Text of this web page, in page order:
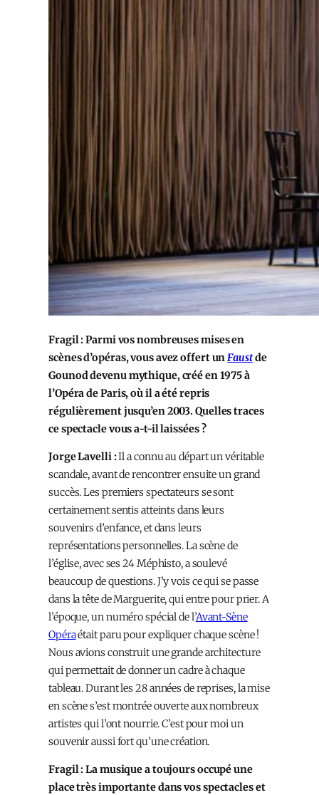
Fragil : Parmi vos nombreuses mises en
scènes d’opéras, vous avez offert unFaustde
Gounod devenu mythique, créé en 1975 à
l’Opéra de Paris, où il a été repris
régulièrement jusqu’en 2003. Quelles traces
ce spectacle vous a-t-il laissées ?
Jorge Lavelli :Il a connu au départ un véritable
scandale, avant de rencontrer ensuite un grand
succès. Les premiers spectateurs se sont
certainement sentis atteints dans leurs
souvenirs d’enfance, et dans leurs
représentations personnelles. La scène de
l’église, avec ses 24 Méphisto, a soulevé
beaucoup de questions. J’y vois ce qui se passe
dans la tête de Marguerite, qui entre pour prier. A
l’époque, un numéro spécial de l’Avant-Sène
Opéraétait paru pour expliquer chaque scène !
Nous avions construit une grande architecture
qui permettait de donner un cadre à chaque
tableau. Durant les 28 années de reprises, la mise
en scène s’est montrée ouverte aux nombreux
artistes qui l’ont nourrie. C’est pour moi un
souvenir aussi fort qu’une création.
Fragil : La musique a toujours occupé une
place très importante dans vos spectacles et